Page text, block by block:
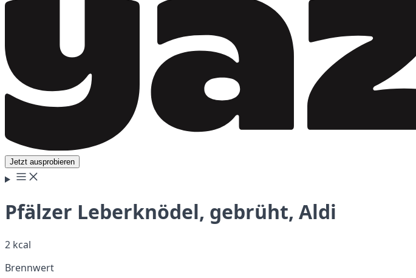
Jetzt ausprobieren
Pfälzer Leberknödel, gebrüht, Aldi
2 kcal
Brennwert